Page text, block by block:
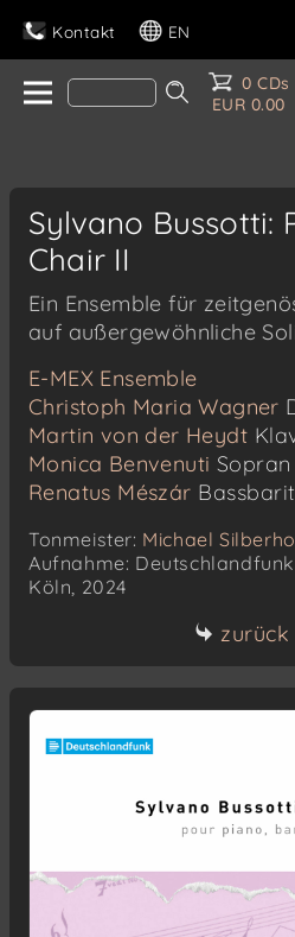
Kontakt EN
0 CDs
EUR 0.00
Sylvano Bussotti:
Chair II
Ein Ensemble für
auf außergewöhnliche
E-MEX Ensemble
Christoph Maria Wagner
Martin von der Heydt
Monica Benvenuti Sopran
Renatus Mészár
Tonmeister: Michael
Aufnahme:
Köln, 2024
zurück